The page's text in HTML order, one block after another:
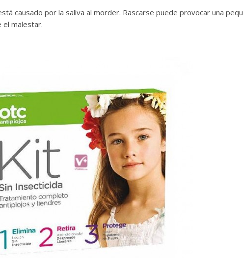
causado por la saliva al morder. Rascarse puede provocar una
el malestar.